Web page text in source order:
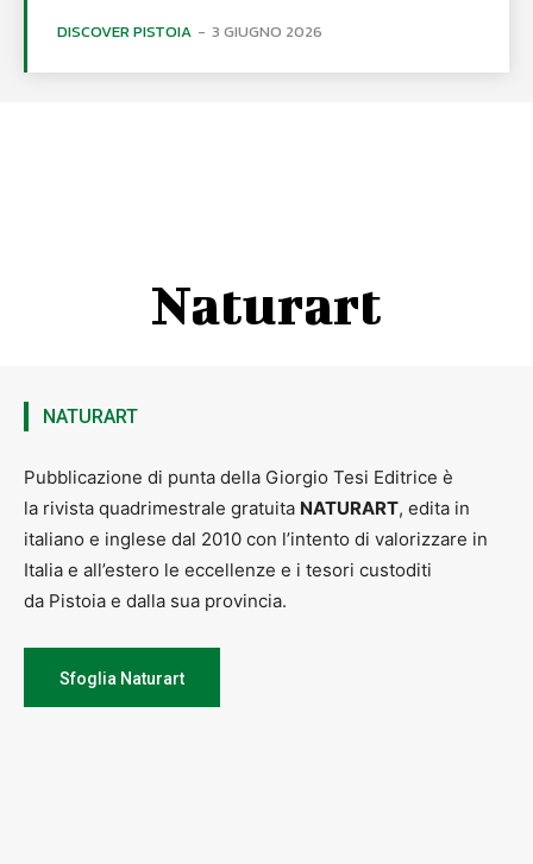
DISCOVER PISTOIA - 3 GIUGNO 2026
Naturart
NATURART
Pubblicazione di punta della Giorgio Tesi Editrice è
la rivista quadrimestrale gratuita NATURART, edita in
italiano e inglese dal 2010 con l’intento di valorizzare in
Italia e all’estero le eccellenze e i tesori custoditi
da Pistoia e dalla sua provincia.
Sfoglia Naturart